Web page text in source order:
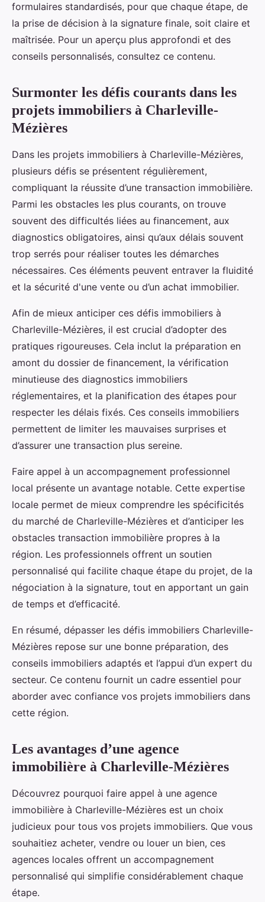
formulaires standardisés, pour que chaque étape, de
la prise de décision à la signature finale, soit claire et
maîtrisée. Pour un aperçu plus approfondi et des
conseils personnalisés, consultez ce contenu.
Surmonter les défis courants dans les
projets immobiliers à Charleville-
Mézières
Dans les projets immobiliers à Charleville-Mézières,
plusieurs défis se présentent régulièrement,
compliquant la réussite d’une transaction immobilière.
Parmi les obstacles les plus courants, on trouve
souvent des difficultés liées au financement, aux
diagnostics obligatoires, ainsi qu’aux délais souvent
trop serrés pour réaliser toutes les démarches
nécessaires. Ces éléments peuvent entraver la fluidité
et la sécurité d'une vente ou d’un achat immobilier.
Afin de mieux anticiper ces défis immobiliers à
Charleville-Mézières, il est crucial d’adopter des
pratiques rigoureuses. Cela inclut la préparation en
amont du dossier de financement, la vérification
minutieuse des diagnostics immobiliers
réglementaires, et la planification des étapes pour
respecter les délais fixés. Ces conseils immobiliers
permettent de limiter les mauvaises surprises et
d’assurer une transaction plus sereine.
Faire appel à un accompagnement professionnel
local présente un avantage notable. Cette expertise
locale permet de mieux comprendre les spécificités
du marché de Charleville-Mézières et d’anticiper les
obstacles transaction immobilière propres à la
région. Les professionnels offrent un soutien
personnalisé qui facilite chaque étape du projet, de la
négociation à la signature, tout en apportant un gain
de temps et d’efficacité.
En résumé, dépasser les défis immobiliers Charleville-
Mézières repose sur une bonne préparation, des
conseils immobiliers adaptés et l’appui d’un expert du
secteur. Ce contenu fournit un cadre essentiel pour
aborder avec confiance vos projets immobiliers dans
cette région.
Les avantages d’une agence
immobilière à Charleville-Mézières
Découvrez pourquoi faire appel à une agence
immobilière à Charleville-Mézières est un choix
judicieux pour tous vos projets immobiliers. Que vous
souhaitiez acheter, vendre ou louer un bien, ces
agences locales offrent un accompagnement
personnalisé qui simplifie considérablement chaque
étape.